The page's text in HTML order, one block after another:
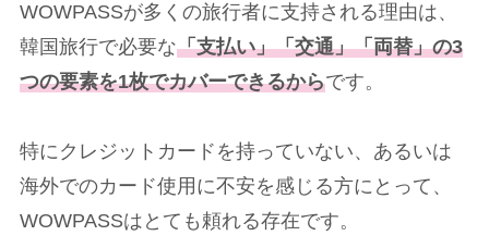
WOWPASSが多くの旅行者に支持される理由は、
韓国旅行で必要な「支払い」「交通」「両替」の3
つの要素を1枚でカバーできるからです。
特にクレジットカードを持っていない、あるいは
海外でのカード使用に不安を感じる方にとって、
WOWPASSはとても頼れる存在です。